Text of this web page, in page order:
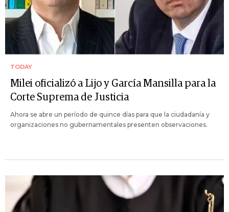
TODAY
Milei oficializó a Lijo y García Mansilla para la
Corte Suprema de Justicia
Ahora se abre un período de quince días para que la ciudadanía y
organizaciones no gubernamentales presenten observaciones.